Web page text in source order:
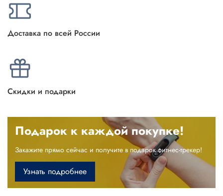
Доставка по всей России
Скидки и подарки
Подарок к каждой покупке!
Закажите прямо сейчас и получите в подарок фитнес-трекер!
Узнать подробнее